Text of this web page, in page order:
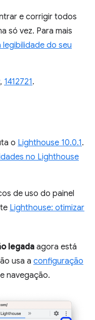
e corrigir todos
só vez. Para mais
legibilidade do seu
, 1412721.
o Lighthouse 10.0.1.
no Lighthouse
de uso do painel
Lighthouse: otimizar
legada agora está
usa a configuração
navegação.